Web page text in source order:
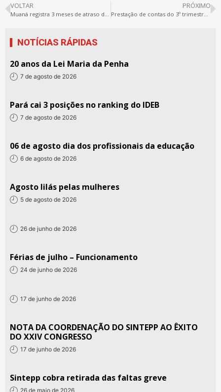
VOLTAR PRÓXIMO
Prestação de contas do 3º trimestre de 2018
NOTÍCIAS RÁPIDAS
20 anos da Lei Maria da Penha
7 de agosto de 2026
Pará cai 3 posições no ranking do IDEB
7 de agosto de 2026
06 de agosto dia dos profissionais da educação
6 de agosto de 2026
Agosto lilás pelas mulheres
5 de agosto de 2026
26 de junho de 2026
Férias de julho – Funcionamento
24 de junho de 2026
17 de junho de 2026
NOTA DA COORDENAÇÃO DO SINTEPP AO ÊXITO
DO XXIV CONGRESSO
17 de junho de 2026
Sintepp cobra retirada das faltas greve
26 de maio de 2026